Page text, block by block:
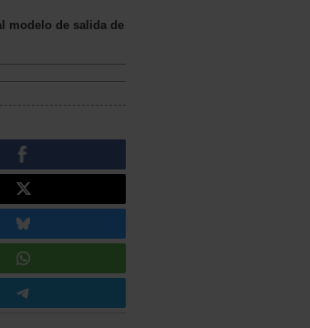
modelo de salida de